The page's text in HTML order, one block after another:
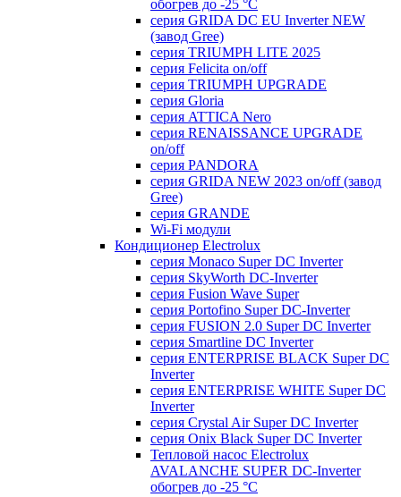
обогрев до -25 °С
серия GRIDA DC EU Inverter NEW
(завод Gree)
серия TRIUMPH LITE 2025
серия Felicita on/off
серия TRIUMPH UPGRADE
серия Gloria
серия ATTICA Nero
серия RENAISSANCE UPGRADE
on/off
серия PANDORA
серия GRIDA NEW 2023 on/off (завод
Gree)
серия GRANDE
Wi-Fi модули
Кондиционер Electrolux
серия Monaco Super DC Inverter
серия SkyWorth DC-Inverter
серия Fusion Wave Super
серия Portofino Super DC-Inverter
серия FUSION 2.0 Super DC Іnverter
серия Smartline DC Inverter
серия ENTERPRISE BLACK Super DC
Inverter
серия ENTERPRISE WHITE Super DC
Inverter
серия Crystal Air Super DC Inverter
серия Onix Black Super DC Inverter
Тепловой насос Electrolux
AVALANCHE SUPER DC-Inverter
обогрев до -25 °С